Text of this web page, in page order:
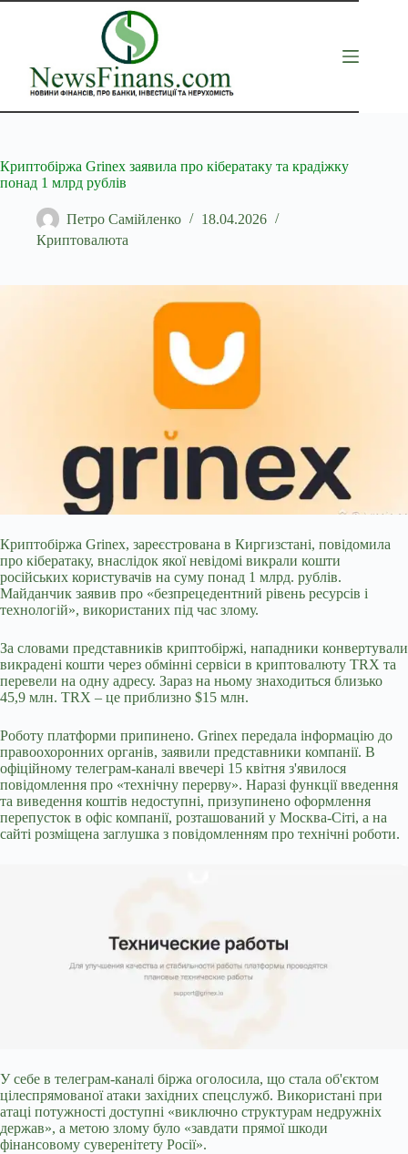
Перейти
Криптобіржа Grinex заявила про кібератаку та крадіжку
понад 1 млрд рублів
Петро Самійленко
18.04.2026
Криптовалюта
Криптобіржа Grinex, зареєстрована в Киргизстані, повідомила
про кібератаку, внаслідок якої невідомі викрали кошти
російських користувачів на суму понад 1 млрд. рублів.
Майданчик заявив про «безпрецедентний рівень ресурсів і
технологій», використаних під час злому.
За словами представників криптобіржі, нападники конвертували
викрадені кошти через обмінні сервіси в криптовалюту TRX та
перевели на одну адресу. Зараз на ньому знаходиться близько
45,9 млн. TRX – це приблизно $15 млн.
Роботу платформи припинено. Grinex передала інформацію до
правоохоронних органів, заявили представники компанії. В
офіційному телеграм-каналі ввечері 15 квітня з'явилося
повідомлення про «технічну перерву». Наразі функції введення
та виведення коштів недоступні, призупинено оформлення
перепусток в офіс компанії, розташований у Москва-Сіті, а на
сайті розміщена заглушка з повідомленням про технічні роботи.
У себе в телеграм-каналі біржа оголосила, що стала об'єктом
цілеспрямованої атаки західних спецслужб. Використані при
атаці потужності доступні «виключно структурам недружніх
держав», а метою злому було «завдати прямої шкоди
фінансовому суверенітету Росії».